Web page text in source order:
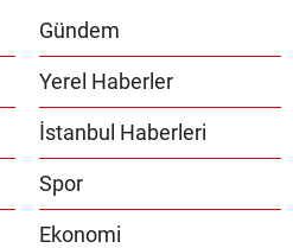
Gündem
Yerel Haberler
İstanbul Haberleri
Spor
Ekonomi